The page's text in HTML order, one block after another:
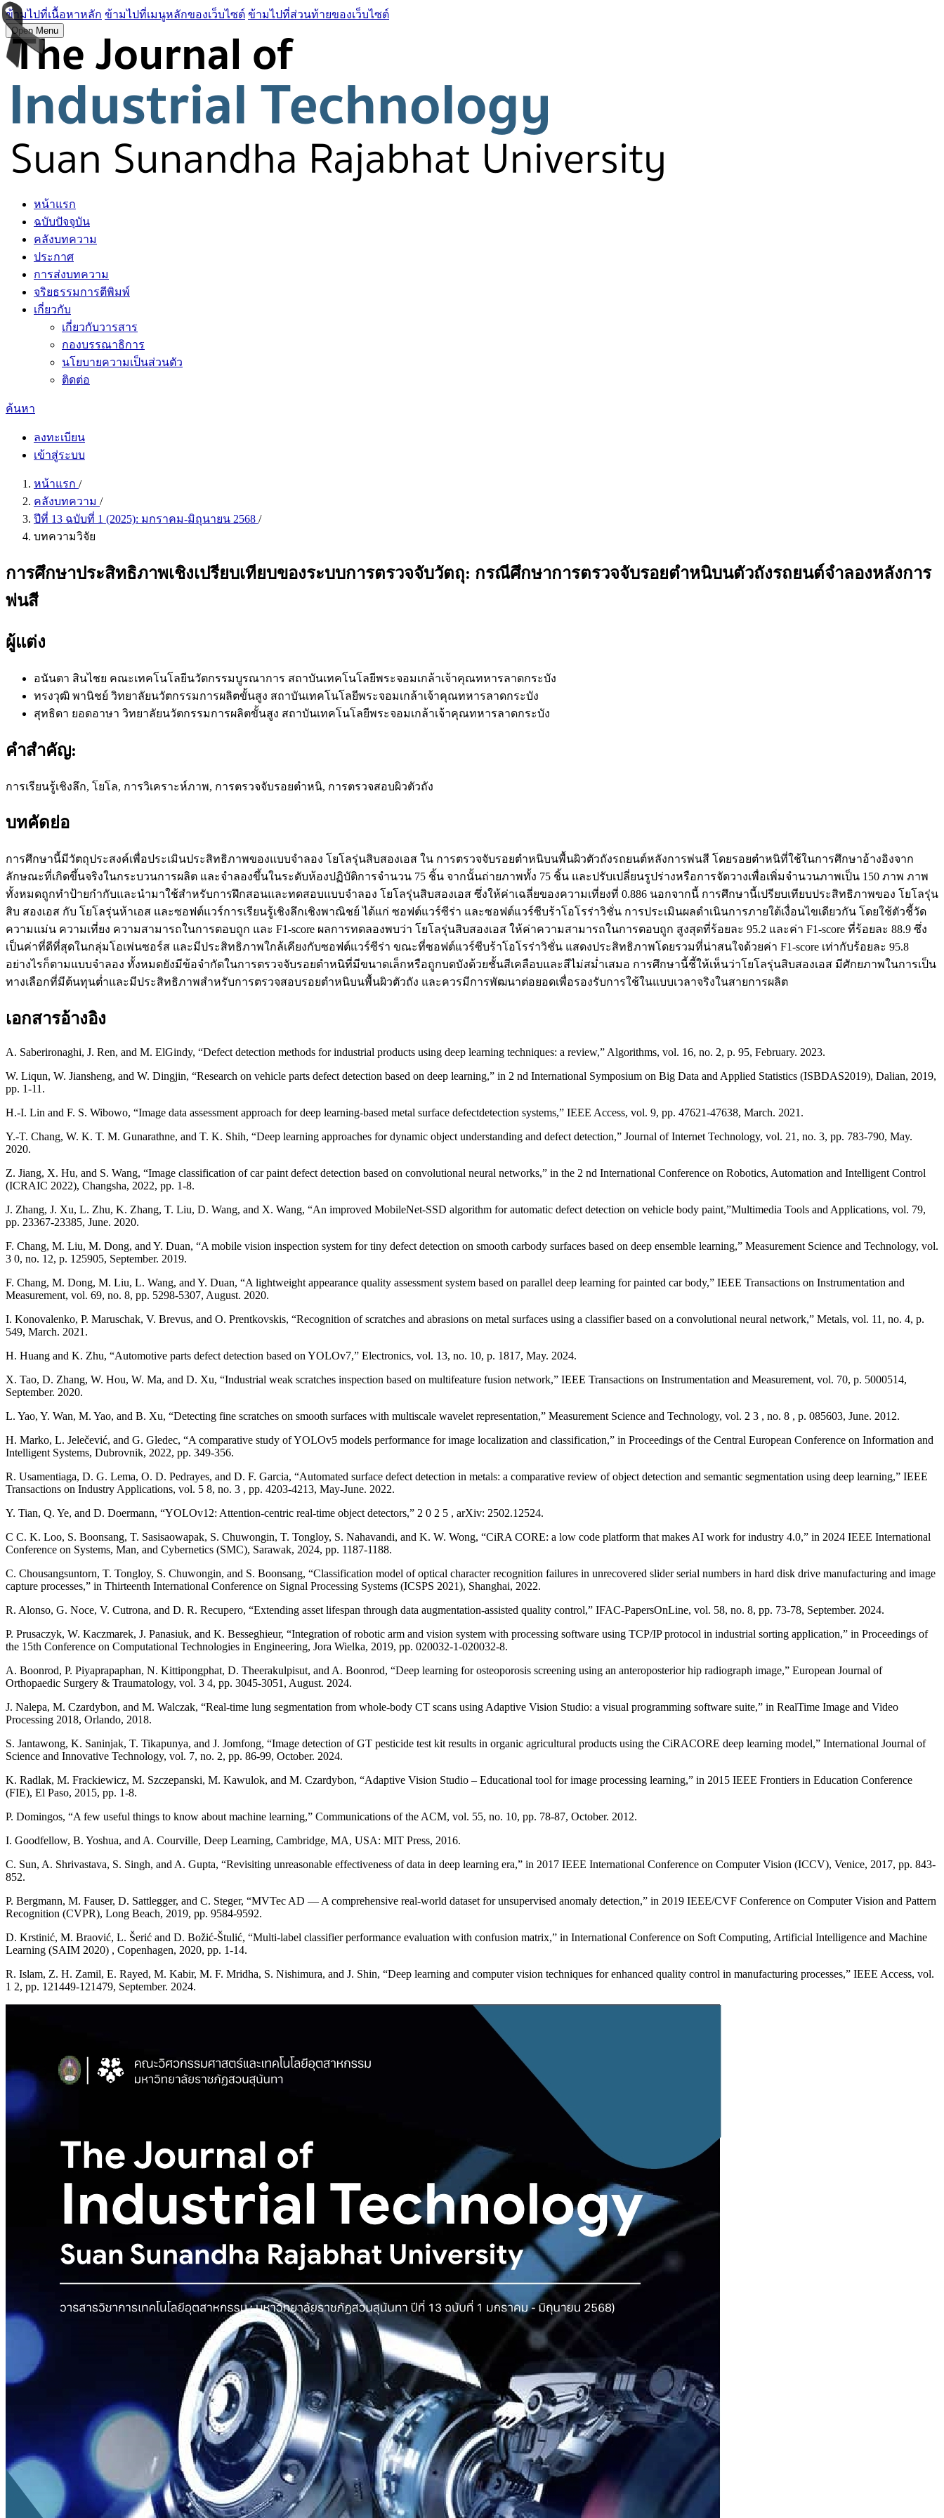
ข้ามไปที่เนื้อหาหลัก ข้ามไปที่เมนูหลักของเว็บไซต์ ข้ามไปที่ส่วนท้ายของเว็บไซต์
Open Menu
หน้าแรก
ฉบับปัจจุบัน
คลังบทความ
ประกาศ
การส่งบทความ
จริยธรรมการตีพิมพ์
เกี่ยวกับ
เกี่ยวกับวารสาร
กองบรรณาธิการ
นโยบายความเป็นส่วนตัว
ติดต่อ
ค้นหา
ลงทะเบียน
เข้าสู่ระบบ
หน้าแรก /
คลังบทความ /
ปีที่ 13 ฉบับที่ 1 (2025): มกราคม-มิถุนายน 2568 /
บทความวิจัย
การศึกษาประสิทธิภาพเชิงเปรียบเทียบของระบบการตรวจจับวัตถุ: กรณีศึกษาการตรวจจับรอยตำหนิบนตัวถังรถยนต์จำลองหลังการ
พ่นสี
ผู้แต่ง
อนันตา สินไชย คณะเทคโนโลยีนวัตกรรมบูรณาการ สถาบันเทคโนโลยีพระจอมเกล้าเจ้าคุณทหารลาดกระบัง
ทรงวุฒิ พานิชย์ วิทยาลัยนวัตกรรมการผลิตขั้นสูง สถาบันเทคโนโลยีพระจอมเกล้าเจ้าคุณทหารลาดกระบัง
สุทธิดา ยอดอาษา วิทยาลัยนวัตกรรมการผลิตขั้นสูง สถาบันเทคโนโลยีพระจอมเกล้าเจ้าคุณทหารลาดกระบัง
คำสำคัญ:
การเรียนรู้เชิงลึก, โยโล, การวิเคราะห์ภาพ, การตรวจจับรอยตำหนิ, การตรวจสอบผิวตัวถัง
บทคัดย่อ
การศึกษานี้มีวัตถุประสงค์เพื่อประเมินประสิทธิภาพของแบบจำลอง โยโลรุ่นสิบสองเอส ใน การตรวจจับรอยตำหนิบนพื้นผิวตัวถังรถยนต์หลังการพ่นสี โดยรอยตำหนิที่ใช้ในการศึกษาอ้างอิงจาก
ลักษณะที่เกิดขึ้นจริงในกระบวนการผลิต และจำลองขึ้นในระดับห้องปฏิบัติการจำนวน 75 ชิ้น จากนั้นถ่ายภาพทั้ง 75 ชิ้น และปรับเปลี่ยนรูปร่างหรือการจัดวางเพื่อเพิ่มจำนวนภาพเป็น 150 ภาพ ภาพ
ทั้งหมดถูกทำป้ายกำกับและนำมาใช้สำหรับการฝึกสอนและทดสอบแบบจำลอง โยโลรุ่นสิบสองเอส ซึ่งให้ค่าเฉลี่ยของความเที่ยงที่ 0.886 นอกจากนี้ การศึกษานี้เปรียบเทียบประสิทธิภาพของ โยโลรุ่น
สิบ สองเอส กับ โยโลรุ่นห้าเอส และซอฟต์แวร์การเรียนรู้เชิงลึกเชิงพาณิชย์ ได้แก่ ซอฟต์แวร์ซีร่า และซอฟต์แวร์ซีบร้าโอโรร่าวิชั่น การประเมินผลดำเนินการภายใต้เงื่อนไขเดียวกัน โดยใช้ตัวชี้วัด
ความแม่น ความเที่ยง ความสามารถในการตอบถูก และ F1-score ผลการทดลองพบว่า โยโลรุ่นสิบสองเอส ให้ค่าความสามารถในการตอบถูก สูงสุดที่ร้อยละ 95.2 และค่า F1-score ที่ร้อยละ 88.9 ซึ่ง
เป็นค่าที่ดีที่สุดในกลุ่มโอเพ่นซอร์ส และมีประสิทธิภาพใกล้เคียงกับซอฟต์แวร์ซีร่า ขณะที่ซอฟต์แวร์ซีบร้าโอโรร่าวิชั่น แสดงประสิทธิภาพโดยรวมที่น่าสนใจด้วยค่า F1-score เท่ากับร้อยละ 95.8
อย่างไรก็ตามแบบจำลอง ทั้งหมดยังมีข้อจำกัดในการตรวจจับรอยตำหนิที่มีขนาดเล็กหรือถูกบดบังด้วยชั้นสีเคลือบและสีไม่สม่ำเสมอ การศึกษานี้ชี้ให้เห็นว่าโยโลรุ่นสิบสองเอส มีศักยภาพในการเป็น
ทางเลือกที่มีต้นทุนต่ำและมีประสิทธิภาพสำหรับการตรวจสอบรอยตำหนิบนพื้นผิวตัวถัง และควรมีการพัฒนาต่อยอดเพื่อรองรับการใช้ในแบบเวลาจริงในสายการผลิต
เอกสารอ้างอิง
A. Saberironaghi, J. Ren, and M. ElGindy, “Defect detection methods for industrial products using deep learning techniques: a review,” Algorithms, vol. 16, no. 2, p. 95, February. 2023.
W. Liqun, W. Jiansheng, and W. Dingjin, “Research on vehicle parts defect detection based on deep learning,” in 2 nd International Symposium on Big Data and Applied Statistics (ISBDAS2019), Dalian, 2019,
pp. 1-11.
H.-I. Lin and F. S. Wibowo, “Image data assessment approach for deep learning-based metal surface defectdetection systems,” IEEE Access, vol. 9, pp. 47621-47638, March. 2021.
Y.-T. Chang, W. K. T. M. Gunarathne, and T. K. Shih, “Deep learning approaches for dynamic object understanding and defect detection,” Journal of Internet Technology, vol. 21, no. 3, pp. 783-790, May.
2020.
Z. Jiang, X. Hu, and S. Wang, “Image classification of car paint defect detection based on convolutional neural networks,” in the 2 nd International Conference on Robotics, Automation and Intelligent Control
(ICRAIC 2022), Changsha, 2022, pp. 1-8.
J. Zhang, J. Xu, L. Zhu, K. Zhang, T. Liu, D. Wang, and X. Wang, “An improved MobileNet-SSD algorithm for automatic defect detection on vehicle body paint,”Multimedia Tools and Applications, vol. 79,
pp. 23367-23385, June. 2020.
F. Chang, M. Liu, M. Dong, and Y. Duan, “A mobile vision inspection system for tiny defect detection on smooth carbody surfaces based on deep ensemble learning,” Measurement Science and Technology, vol.
3 0, no. 12, p. 125905, September. 2019.
F. Chang, M. Dong, M. Liu, L. Wang, and Y. Duan, “A lightweight appearance quality assessment system based on parallel deep learning for painted car body,” IEEE Transactions on Instrumentation and
Measurement, vol. 69, no. 8, pp. 5298-5307, August. 2020.
I. Konovalenko, P. Maruschak, V. Brevus, and O. Prentkovskis, “Recognition of scratches and abrasions on metal surfaces using a classifier based on a convolutional neural network,” Metals, vol. 11, no. 4, p.
549, March. 2021.
H. Huang and K. Zhu, “Automotive parts defect detection based on YOLOv7,” Electronics, vol. 13, no. 10, p. 1817, May. 2024.
X. Tao, D. Zhang, W. Hou, W. Ma, and D. Xu, “Industrial weak scratches inspection based on multifeature fusion network,” IEEE Transactions on Instrumentation and Measurement, vol. 70, p. 5000514,
September. 2020.
L. Yao, Y. Wan, M. Yao, and B. Xu, “Detecting fine scratches on smooth surfaces with multiscale wavelet representation,” Measurement Science and Technology, vol. 2 3 , no. 8 , p. 085603, June. 2012.
H. Marko, L. Jelečević, and G. Gledec, “A comparative study of YOLOv5 models performance for image localization and classification,” in Proceedings of the Central European Conference on Information and
Intelligent Systems, Dubrovnik, 2022, pp. 349-356.
R. Usamentiaga, D. G. Lema, O. D. Pedrayes, and D. F. Garcia, “Automated surface defect detection in metals: a comparative review of object detection and semantic segmentation using deep learning,” IEEE
Transactions on Industry Applications, vol. 5 8, no. 3 , pp. 4203-4213, May-June. 2022.
Y. Tian, Q. Ye, and D. Doermann, “YOLOv12: Attention-centric real-time object detectors,” 2 0 2 5 , arXiv: 2502.12524.
C C. K. Loo, S. Boonsang, T. Sasisaowapak, S. Chuwongin, T. Tongloy, S. Nahavandi, and K. W. Wong, “CiRA CORE: a low code platform that makes AI work for industry 4.0,” in 2024 IEEE International
Conference on Systems, Man, and Cybernetics (SMC), Sarawak, 2024, pp. 1187-1188.
C. Chousangsuntorn, T. Tongloy, S. Chuwongin, and S. Boonsang, “Classification model of optical character recognition failures in unrecovered slider serial numbers in hard disk drive manufacturing and image
capture processes,” in Thirteenth International Conference on Signal Processing Systems (ICSPS 2021), Shanghai, 2022.
R. Alonso, G. Noce, V. Cutrona, and D. R. Recupero, “Extending asset lifespan through data augmentation-assisted quality control,” IFAC-PapersOnLine, vol. 58, no. 8, pp. 73-78, September. 2024.
P. Prusaczyk, W. Kaczmarek, J. Panasiuk, and K. Besseghieur, “Integration of robotic arm and vision system with processing software using TCP/IP protocol in industrial sorting application,” in Proceedings of
the 15th Conference on Computational Technologies in Engineering, Jora Wielka, 2019, pp. 020032-1-020032-8.
A. Boonrod, P. Piyaprapaphan, N. Kittipongphat, D. Theerakulpisut, and A. Boonrod, “Deep learning for osteoporosis screening using an anteroposterior hip radiograph image,” European Journal of
Orthopaedic Surgery & Traumatology, vol. 3 4, pp. 3045-3051, August. 2024.
J. Nalepa, M. Czardybon, and M. Walczak, “Real-time lung segmentation from whole-body CT scans using Adaptive Vision Studio: a visual programming software suite,” in RealTime Image and Video
Processing 2018, Orlando, 2018.
S. Jantawong, K. Saninjak, T. Tikapunya, and J. Jomfong, “Image detection of GT pesticide test kit results in organic agricultural products using the CiRACORE deep learning model,” International Journal of
Science and Innovative Technology, vol. 7, no. 2, pp. 86-99, October. 2024.
K. Radlak, M. Frackiewicz, M. Szczepanski, M. Kawulok, and M. Czardybon, “Adaptive Vision Studio – Educational tool for image processing learning,” in 2015 IEEE Frontiers in Education Conference
(FIE), El Paso, 2015, pp. 1-8.
P. Domingos, “A few useful things to know about machine learning,” Communications of the ACM, vol. 55, no. 10, pp. 78-87, October. 2012.
I. Goodfellow, B. Yoshua, and A. Courville, Deep Learning, Cambridge, MA, USA: MIT Press, 2016.
C. Sun, A. Shrivastava, S. Singh, and A. Gupta, “Revisiting unreasonable effectiveness of data in deep learning era,” in 2017 IEEE International Conference on Computer Vision (ICCV), Venice, 2017, pp. 843-
852.
P. Bergmann, M. Fauser, D. Sattlegger, and C. Steger, “MVTec AD — A comprehensive real-world dataset for unsupervised anomaly detection,” in 2019 IEEE/CVF Conference on Computer Vision and Pattern
Recognition (CVPR), Long Beach, 2019, pp. 9584-9592.
D. Krstinić, M. Braović, L. Šerić and D. Božić-Štulić, “Multi-label classifier performance evaluation with confusion matrix,” in International Conference on Soft Computing, Artificial Intelligence and Machine
Learning (SAIM 2020) , Copenhagen, 2020, pp. 1-14.
R. Islam, Z. H. Zamil, E. Rayed, M. Kabir, M. F. Mridha, S. Nishimura, and J. Shin, “Deep learning and computer vision techniques for enhanced quality control in manufacturing processes,” IEEE Access, vol.
1 2, pp. 121449-121479, September. 2024.